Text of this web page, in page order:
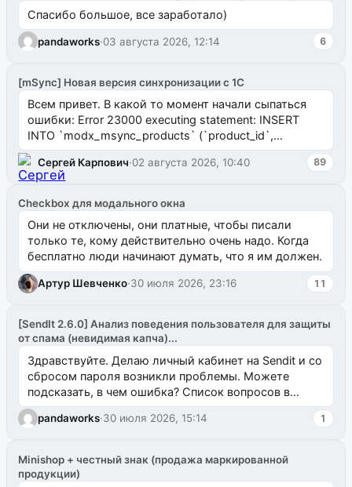
Спасибо большое, все заработало)
pandaworks·03 августа 2026, 12:14 6
[mSync] Новая версия синхронизации с 1С
Всем привет. В какой то момент начали сыпаться
ошибки: Error 23000 executing statement: INSERT
INTO `modx_msync_products` (`product_id`,
`uuid_1c`) VALUES ...
Сергей Карпович·02 августа 2026, 10:40 89
Checkbox для модального окна
Они не отключены, они платные, чтобы писали
только те, кому действительно очень надо. Когда
бесплатно люди начинают думать, что я им должен.
Артур Шевченко·30 июля 2026, 23:16 11
[SendIt 2.6.0] Анализ поведения пользователя для защиты
от спама (невидимая капча)...
Здравствуйте. Делаю личный кабинет на Sendit и со
сбросом пароля возникли проблемы. Можете
подсказать, в чем ошибка? Список вопросов в
одноименном разделе на modx.pro пока пуст, и,...
pandaworks·30 июля 2026, 15:14 1
Minishop + честный знак (продажа маркированной
продукции)